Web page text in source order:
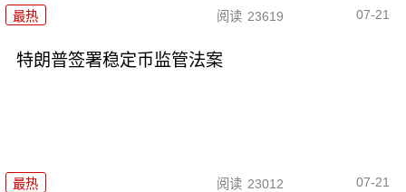
最热 阅读 23619 07-21
特朗普签署稳定币监管法案
最热 阅读 23012 07-21